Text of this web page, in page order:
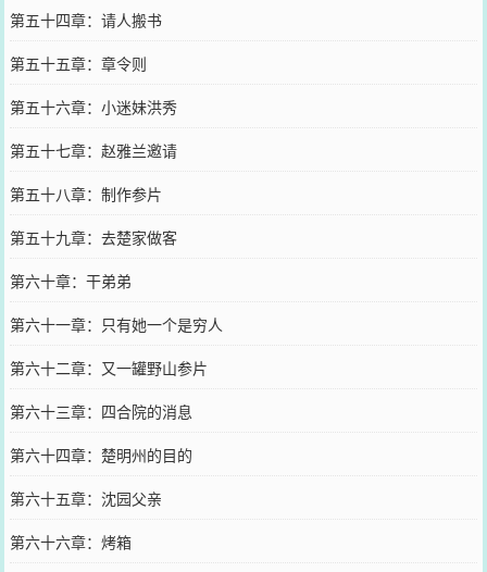
第五十四章：请人搬书
第五十五章：章令则
第五十六章：小迷妹洪秀
第五十七章：赵雅兰邀请
第五十八章：制作参片
第五十九章：去楚家做客
第六十章：干弟弟
第六十一章：只有她一个是穷人
第六十二章：又一罐野山参片
第六十三章：四合院的消息
第六十四章：楚明州的目的
第六十五章：沈园父亲
第六十六章：烤箱